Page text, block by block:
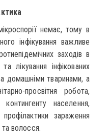
немає, тому в
інфікування важливе
заходів в
лікування інфікованих
домашніми тваринами, а
просвітня робота,
населення,
зараження
волосся.